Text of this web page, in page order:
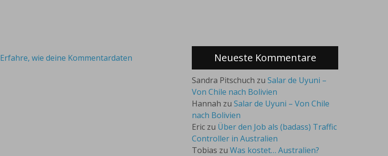
Erfahre, wie deine Kommentardaten
Neueste Kommentare
Sandra Pitschuch zu Salar de Uyuni –
Von Chile nach Bolivien
Hannah zu Salar de Uyuni – Von Chile
nach Bolivien
Eric zu Über den Job als (badass) Traffic
Controller in Australien
Tobias zu Was kostet… Australien?